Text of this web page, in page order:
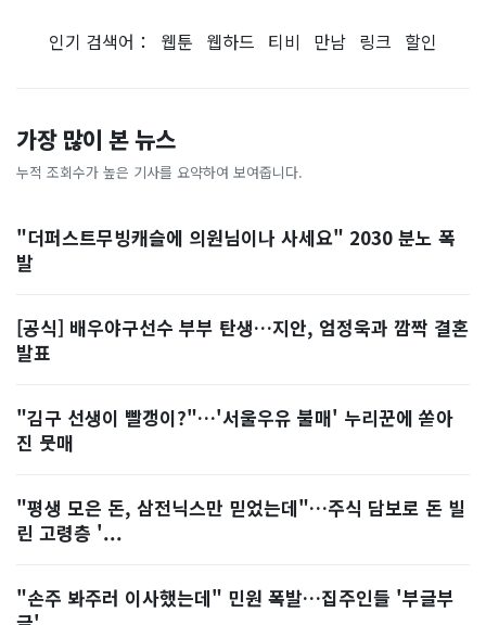
인기 검색어： 웹툰 웹하드 티비 만남 링크 할인
가장 많이 본 뉴스
누적 조회수가 높은 기사를 요약하여 보여줍니다.
"더퍼스트무빙캐슬에 의원님이나 사세요" 2030 분노 폭
발
[공식] 배우야구선수 부부 탄생…지안, 엄정욱과 깜짝 결혼
발표
"김구 선생이 빨갱이?"…'서울우유 불매' 누리꾼에 쏟아
진 뭇매
"평생 모은 돈, 삼전닉스만 믿었는데"…주식 담보로 돈 빌
린 고령층 '...
"손주 봐주러 이사했는데" 민원 폭발…집주인들 '부글부